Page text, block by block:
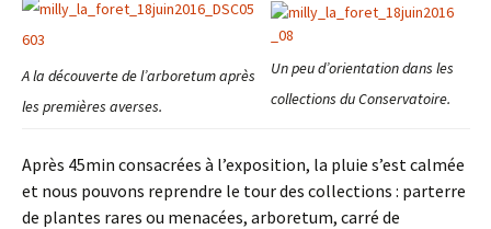
A la découverte de l’arboretum après
les premières averses.
Un peu d’orientation dans les
collections du Conservatoire.
Après 45min consacrées à l’exposition, la pluie s’est calmée
et nous pouvons reprendre le tour des collections : parterre
de plantes rares ou menacées, arboretum, carré de